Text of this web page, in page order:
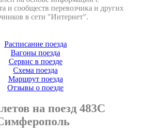
и сообществ перевозчика и других
в сети "Интернет".
Расписание поезда
Вагоны поезда
Сервис в поезде
Схема поезда
Маршрут поезда
Отзывы о поезде
на поезд 483С